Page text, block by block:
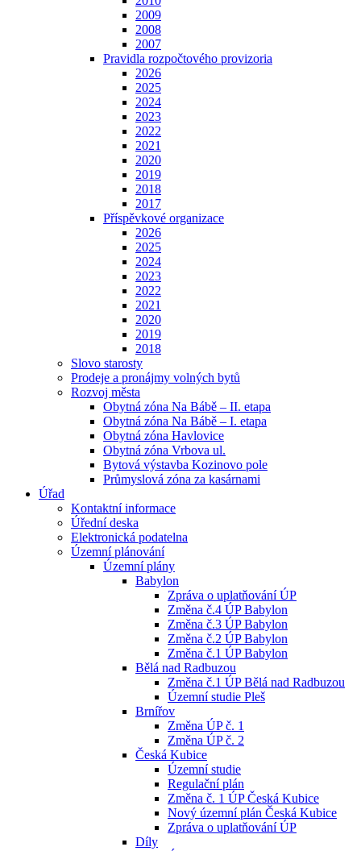
2009
2008
2007
Pravidla rozpočtového provizoria
2026
2025
2024
2023
2022
2021
2020
2019
2018
2017
Příspěvkové organizace
2026
2025
2024
2023
2022
2021
2020
2019
2018
Slovo starosty
Prodeje a pronájmy volných bytů
Rozvoj města
Obytná zóna Na Bábě – II. etapa
Obytná zóna Na Bábě – I. etapa
Obytná zóna Havlovice
Obytná zóna Vrbova ul.
Bytová výstavba Kozinovo pole
Průmyslová zóna za kasárnami
Úřad
Kontaktní informace
Úřední deska
Elektronická podatelna
Územní plánování
Územní plány
Babylon
Zpráva o uplatňování ÚP
Změna č.4 ÚP Babylon
Změna č.3 ÚP Babylon
Změna č.2 ÚP Babylon
Změna č.1 ÚP Babylon
Bělá nad Radbuzou
Změna č.1 ÚP Bělá nad Radbuzou
Územní studie Pleš
Brnířov
Změna ÚP č. 1
Změna ÚP č. 2
Česká Kubice
Územní studie
Regulační plán
Změna č. 1 ÚP Česká Kubice
Nový územní plán Česká Kubice
Zpráva o uplatňování ÚP
Díly